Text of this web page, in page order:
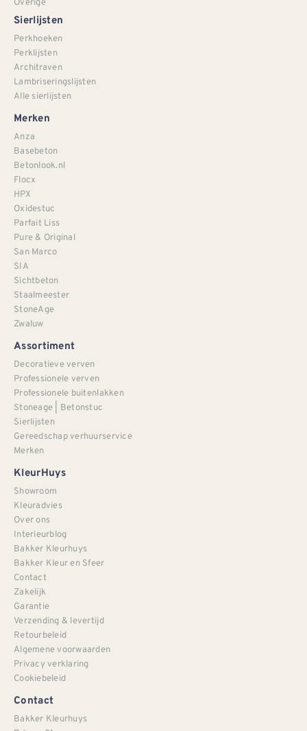
Sierlijsten
Perkhoeken
Perklijsten
Architraven
Lambriseringslijsten
Alle sierlijsten
Merken
Anza
Basebeton
Betonlook.nl
Flocx
HPX
Oxidestuc
Parfait Liss
Pure & Original
San Marco
SIA
Sichtbeton
Staalmeester
StoneAge
Zwaluw
Assortiment
Decoratieve verven
Professionele verven
Professionele buitenlakken
Stoneage | Betonstuc
Sierlijsten
Gereedschap verhuurservice
Merken
KleurHuys
Showroom
Kleuradvies
Over ons
Interieurblog
Bakker Kleurhuys
Bakker Kleur en Sfeer
Contact
Zakelijk
Garantie
Verzending & levertijd
Retourbeleid
Algemene voorwaarden
Privacy verklaring
Cookiebeleid
Contact
Bakker Kleurhuys